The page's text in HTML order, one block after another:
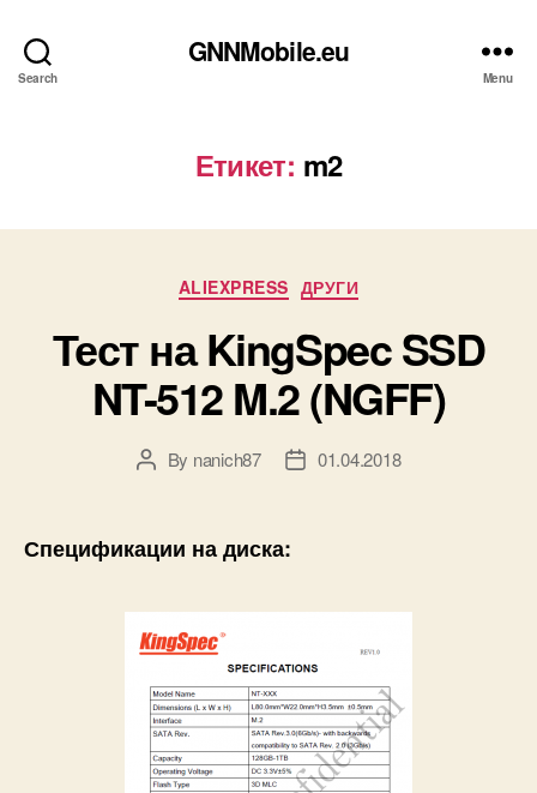
Search
GNNMobile.eu
Menu
Етикет: m2
Categories
ALIEXPRESS ДРУГИ
Тест на KingSpec SSD
NT-512 M.2 (NGFF)
PostBy nanich87
Post01.04.2018
Спецификации на диска: